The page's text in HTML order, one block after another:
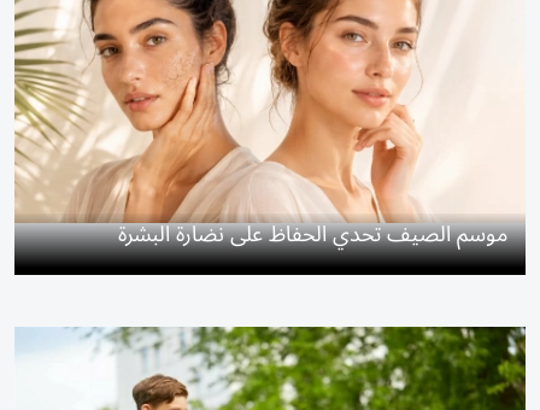
موسم الصيف تحدي الحفاظ على نضارة البشرة